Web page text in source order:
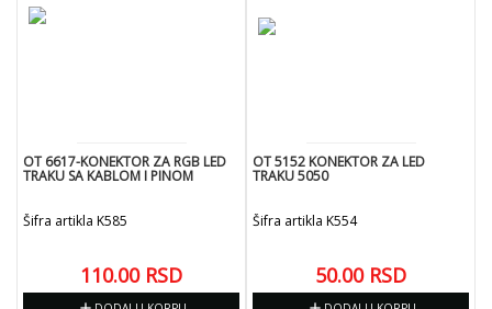
OT 6617-KONEKTOR ZA RGB LED
TRAKU SA KABLOM I PINOM
Šifra artikla K585
110.00 RSD
OT 5152 KONEKTOR ZA LED
TRAKU 5050
Šifra artikla K554
50.00 RSD